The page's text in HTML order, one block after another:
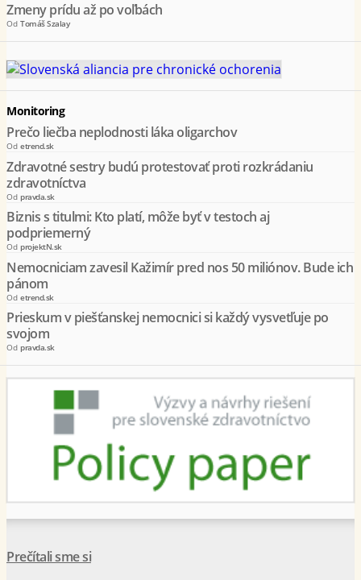
Zmeny prídu až po voľbách
Od Tomáš Szalay
Monitoring
Prečo liečba neplodnosti láka oligarchov
Od etrend.sk
Zdravotné sestry budú protestovať proti rozkrádaniu
zdravotníctva
Od pravda.sk
Biznis s titulmi: Kto platí, môže byť v testoch aj
podpriemerný
Od projektN.sk
Nemocniciam zavesil Kažimír pred nos 50 miliónov. Bude ich
pánom
Od etrend.sk
Prieskum v piešťanskej nemocnici si každý vysvetľuje po
svojom
Od pravda.sk
Prečítali sme si